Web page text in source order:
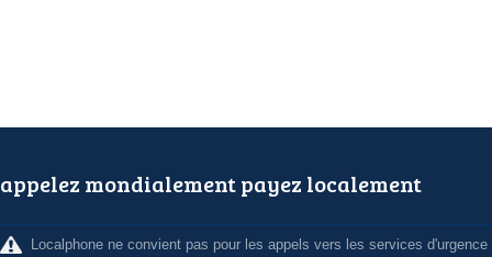
appelez mondialement payez localement
Localphone ne convient pas pour les appels vers les services d'urgence